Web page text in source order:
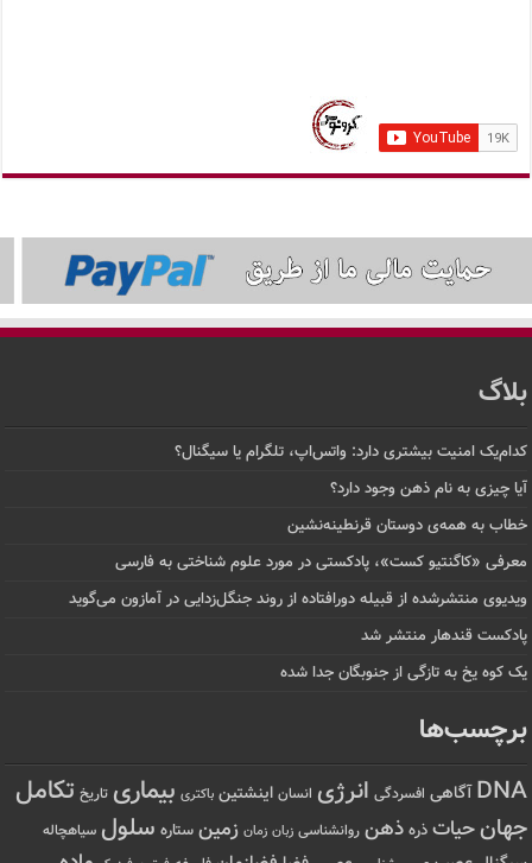
بلاگ
کدام‌یک امنیت بیشتری دارد: واتس‌اپ، تلگرام یا سیگنال؟
آیا چیزی به نام ذهن وجود دارد؟
خطاب به همه‌ی دوستان قرنطینه‌نشین
معرفی «کاگنتیو کست»، پادکستی در مورد علوم شناختی به فارسی
ویدیوی منتشرشده از قبیله دورافتاده‌ از روند جنگل‌زدایی در آمازون می‌گوید
پادکست قندهار منتشر شد
یک کوه یخ به تازگی از جنوبگان جدا شده
برچسب‌ها
DNA آگاهی افسردگی انرژی انسان اینشتین باکتری بیماری تاریخ تکامل
جهانحیات ذره ذهن روانشناسی زبان زمان زمین ستاره سلول سیاهچاله